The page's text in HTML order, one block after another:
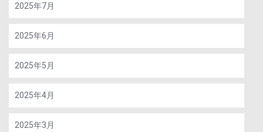
2025年7月
2025年6月
2025年5月
2025年4月
2025年3月